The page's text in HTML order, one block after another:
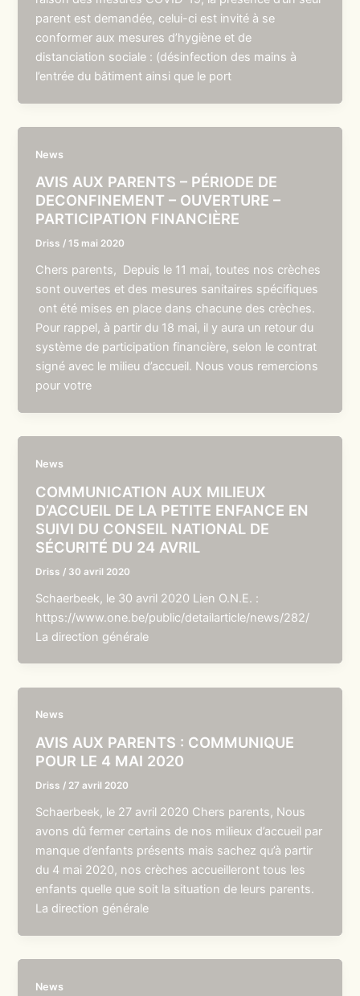
parent est demandée, celui-ci est invité à se
conformer aux mesures d’hygiène et de
distanciation sociale : (désinfection des mains à
l’entrée du bâtiment ainsi que le port
News
AVIS AUX PARENTS – PÉRIODE DE
DECONFINEMENT – OUVERTURE –
PARTICIPATION FINANCIÈRE
Driss /15 mai 2020
Chers parents, Depuis le 11 mai, toutes nos crèches
sont ouvertes et des mesures sanitaires spécifiques
ont été mises en place dans chacune des crèches.
Pour rappel, à partir du 18 mai, il y aura un retour du
système de participation financière, selon le contrat
signé avec le milieu d’accueil. Nous vous remercions
pour votre
News
COMMUNICATION AUX MILIEUX
D’ACCUEIL DE LA PETITE ENFANCE EN
SUIVI DU CONSEIL NATIONAL DE
SÉCURITÉ DU 24 AVRIL
Driss / 30 avril 2020
Schaerbeek, le 30 avril 2020 Lien O.N.E. :
https://www.one.be/public/detailarticle/news/282/
La direction générale
News
AVIS AUX PARENTS : COMMUNIQUE
POUR LE 4 MAI 2020
Driss / 27 avril 2020
Schaerbeek, le 27 avril 2020 Chers parents, Nous
avons dû fermer certains de nos milieux d’accueil par
manque d’enfants présents mais sachez qu’à partir
du 4 mai 2020, nos crèches accueilleront tous les
enfants quelle que soit la situation de leurs parents.
La direction générale
News